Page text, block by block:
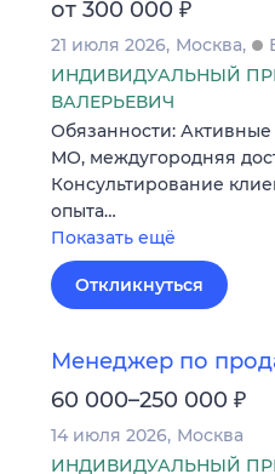
от 300 000 ₽
21 июля 2026 Москва
ИНДИВИДУАЛЬНЫЙ
ВАЛЕРЬЕВИЧ
Обязанности:
МО, междугородняя
Консультирование
опыта…
Показать ещё
Откликнуться
Менеджер по
60 000–250 000 ₽
14 июля 2026 Москва
ИНДИВИДУАЛЬНЫЙ